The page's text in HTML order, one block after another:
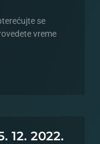
se
vreme
12. 2022.